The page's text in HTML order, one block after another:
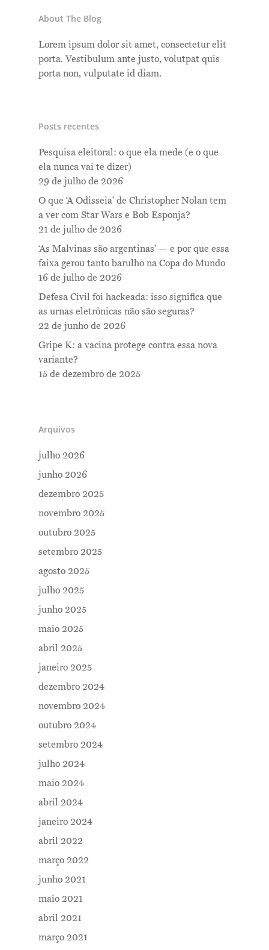
About The Blog
Lorem ipsum dolor sit amet, consectetur elit
porta. Vestibulum ante justo, volutpat quis
porta non, vulputate id diam.
Posts recentes
Pesquisa eleitoral: o que ela mede (e o que
ela nunca vai te dizer)
29 de julho de 2026
O que ‘A Odisseia’ de Christopher Nolan tem
a ver com Star Wars e Bob Esponja?
21 de julho de 2026
‘As Malvinas são argentinas’ — e por que essa
faixa gerou tanto barulho na Copa do Mundo
16 de julho de 2026
Defesa Civil foi hackeada: isso significa que
as urnas eletrônicas não são seguras?
22 de junho de 2026
Gripe K: a vacina protege contra essa nova
variante?
15 de dezembro de 2025
Arquivos
julho 2026
junho 2026
dezembro 2025
novembro 2025
outubro 2025
setembro 2025
agosto 2025
julho 2025
junho 2025
maio 2025
abril 2025
janeiro 2025
dezembro 2024
novembro 2024
outubro 2024
setembro 2024
julho 2024
maio 2024
abril 2024
janeiro 2024
abril 2022
março 2022
junho 2021
maio 2021
abril 2021
março 2021